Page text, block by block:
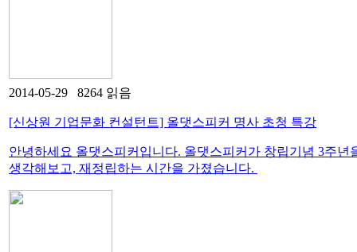
2014-05-29 8264 읽음
[신상원 기업문화 컨설턴트] 올댓스피커 명사 초청 특강
안녕하세요 올댓스피커입니다. 올댓스피커가 창립기념 3주
생각해보고, 재정립하는 시간을 가졌습니다.